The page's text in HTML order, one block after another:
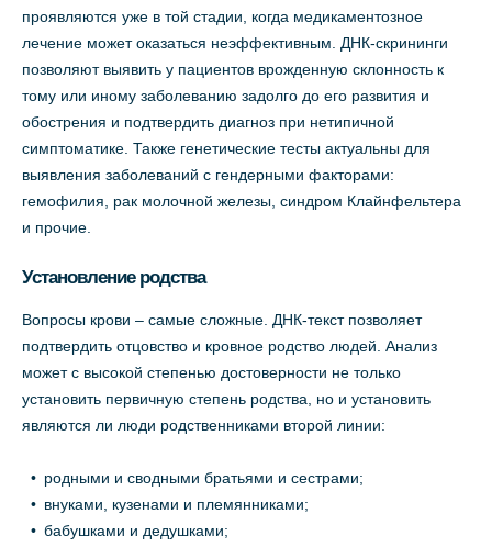
проявляются уже в той стадии, когда медикаментозное
лечение может оказаться неэффективным. ДНК-скрининги
позволяют выявить у пациентов врожденную склонность к
тому или иному заболеванию задолго до его развития и
обострения и подтвердить диагноз при нетипичной
симптоматике. Также генетические тесты актуальны для
выявления заболеваний с гендерными факторами:
гемофилия, рак молочной железы, синдром Клайнфельтера
и прочие.
Установление родства
Вопросы крови – самые сложные. ДНК-текст позволяет
подтвердить отцовство и кровное родство людей. Анализ
может с высокой степенью достоверности не только
установить первичную степень родства, но и установить
являются ли люди родственниками второй линии:
родными и сводными братьями и сестрами;
внуками, кузенами и племянниками;
бабушками и дедушками;